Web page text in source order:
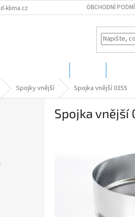
klima.cz OBCHODNÍ
Spojky vnější Spojka vnější 0355
Spojka vnější